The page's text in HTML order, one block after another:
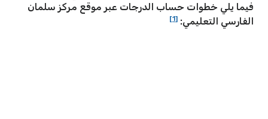
فيما يلي خطوات حساب الدرجات عبر موقع مركز سلمان
الفارسي التعليمي: [1]